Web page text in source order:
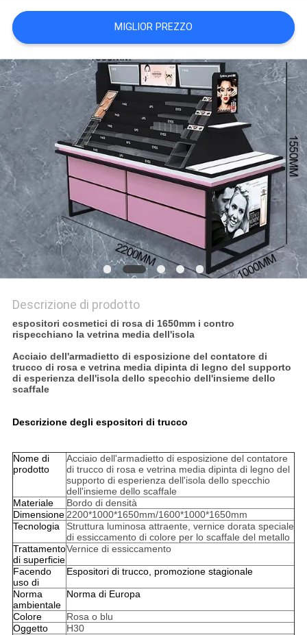
MAPPA
DEL
SITO
PRIVACY
POLICY
MIGLIOR PREZZO
Descrizione di prodotto
espositori cosmetici di rosa di 1650mm i contro
rispecchiano la vetrina media dell'isola
Acciaio dell'armadietto di esposizione del contatore di
trucco di rosa e vetrina media dipinta di legno del supporto
di esperienza dell'isola dello specchio dell'insieme dello
scaffale
Descrizione degli espositori di trucco
Nome di
prodotto
Acciaio dell'armadietto di esposizione del contatore
di trucco di rosa e vetrina media dipinta di legno del
supporto di esperienza dell'isola dello specchio
dell'insieme dello scaffale
Materiale
Bordo di densità
Dimensione2200*1000*1650mm/1600*1000*1650mm
Tecnologia
Struttura luminosa attraente, vernice dorata speciale
di essiccamento di colore per lo scaffale del metallo
Trattamento
di superficie
Vernice di essiccamento
Facendo
uso di
Espositori di trucco, promozione stagionale
Norma
ambientale
Norma di Europa
Colore
Rosa o blu
Oggetto
H30